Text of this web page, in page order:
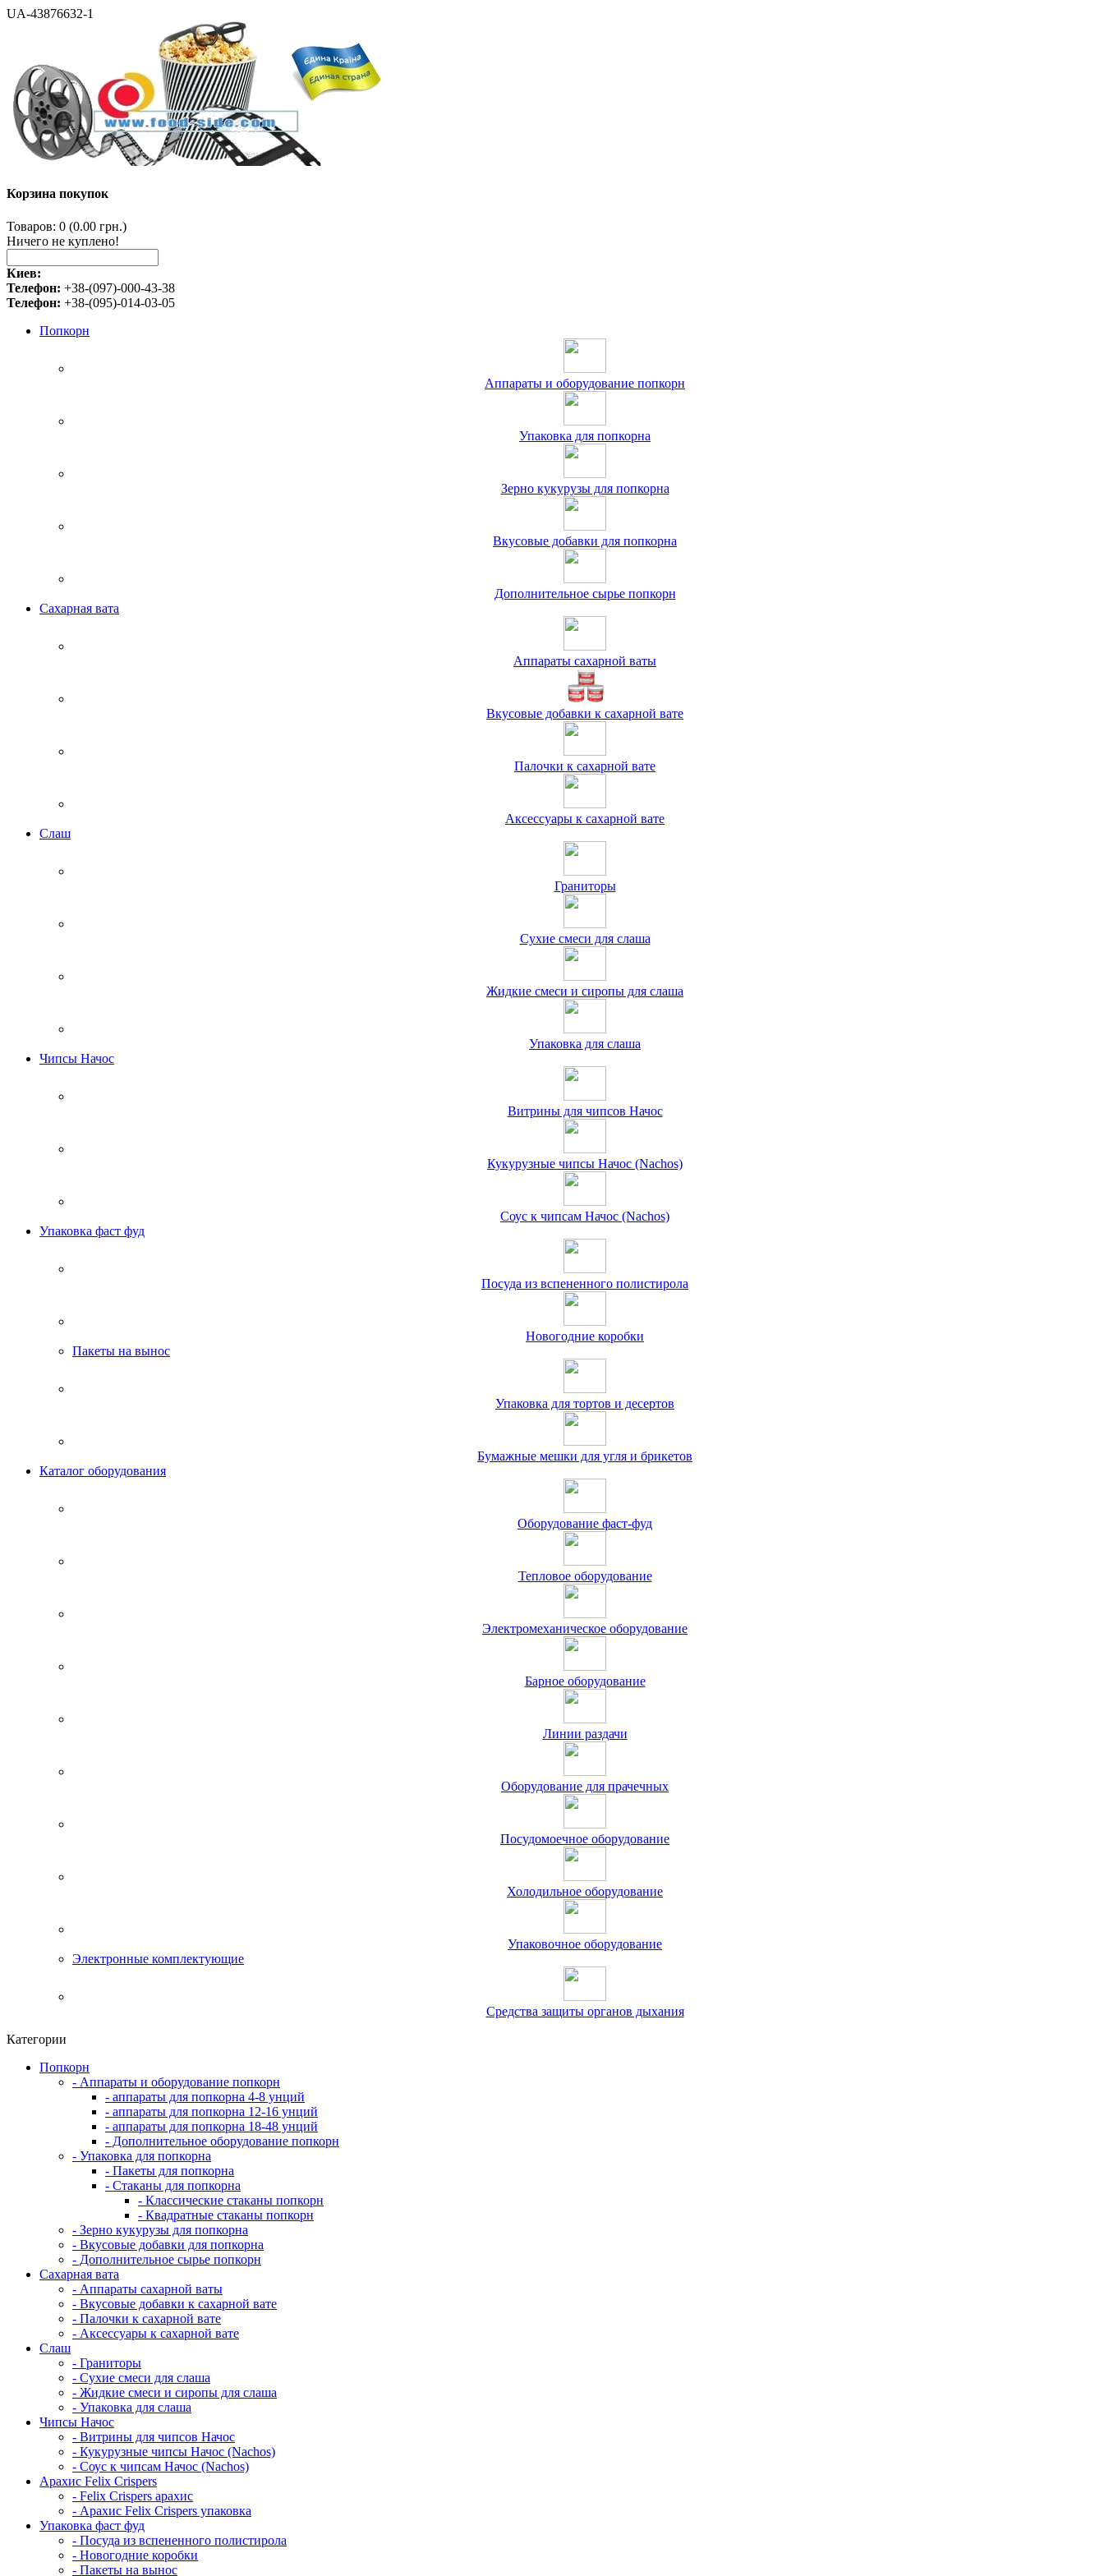
UA-43876632-1
Корзина покупок
Товаров: 0 (0.00 грн.)
Ничего не куплено!
Киев:
Телефон: +38-(097)-000-43-38
Телефон: +38-(095)-014-03-05
Попкорн
Аппараты и оборудование попкорн
Упаковка для попкорна
Зерно кукурузы для попкорна
Вкусовые добавки для попкорна
Дополнительное сырье попкорн
Сахарная вата
Аппараты сахарной ваты
Вкусовые добавки к сахарной вате
Палочки к сахарной вате
Аксессуары к сахарной вате
Cлаш
Граниторы
Сухие смеси для слаша
Жидкие смеси и сиропы для слаша
Упаковка для слаша
Чипсы Начос
Витрины для чипсов Начос
Кукурузные чипсы Начос (Nachos)
Соус к чипсам Начос (Nachos)
Упаковка фаст фуд
Посуда из вспененного полистирола
Новогодние коробки
Пакеты на вынос
Упаковка для тортов и десертов
Бумажные мешки для угля и брикетов
Каталог оборудования
Оборудование фаст-фуд
Тепловое оборудование
Электромеханическое оборудование
Барное оборудование
Линии раздачи
Оборудование для прачечных
Посудомоечное оборудование
Холодильное оборудование
Упаковочное оборудование
Электронные комплектующие
Средства защиты органов дыхания
Категории
Попкорн
- Аппараты и оборудование попкорн
- аппараты для попкорна 4-8 унций
- аппараты для попкорна 12-16 унций
- аппараты для попкорна 18-48 унций
- Дополнительное оборудование попкорн
- Упаковка для попкорна
- Пакеты для попкорна
- Стаканы для попкорна
- Классические стаканы попкорн
- Квадратные стаканы попкорн
- Зерно кукурузы для попкорна
- Вкусовые добавки для попкорна
- Дополнительное сырье попкорн
Сахарная вата
- Аппараты сахарной ваты
- Вкусовые добавки к сахарной вате
- Палочки к сахарной вате
- Аксессуары к сахарной вате
Cлаш
- Граниторы
- Сухие смеси для слаша
- Жидкие смеси и сиропы для слаша
- Упаковка для слаша
Чипсы Начос
- Витрины для чипсов Начос
- Кукурузные чипсы Начос (Nachos)
- Соус к чипсам Начос (Nachos)
Арахис Felix Crispers
- Felix Crispers арахис
- Арахис Felix Crispers упаковка
Упаковка фаст фуд
- Посуда из вспененного полистирола
- Новогодние коробки
- Пакеты на вынос